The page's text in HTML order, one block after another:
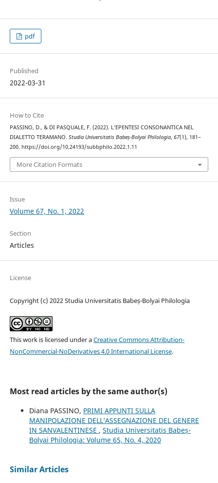
pdf
Published
2022-03-31
How to Cite
PASSINO, D., & DI PASQUALE, F. (2022). L’EPENTESI CONSONANTICA NEL
DIALETTO TERAMANO. Studia Universitatis Babeș-Bolyai Philologia, 67(1), 181–
200. https://doi.org/10.24193/subbphilo.2022.1.11
More Citation Formats
Issue
Volume 67, No. 1, 2022
Section
Articles
License
Copyright (c) 2022 Studia Universitatis Babeș-Bolyai Philologia
This work is licensed under aCreative Commons Attribution-
NonCommercial-NoDerivatives 4.0 International License.
Most read articles by the same author(s)
Diana PASSINO, PRIMI APPUNTI SULLA
MANIPOLAZIONE DELL’ASSEGNAZIONE DEL GENERE
IN SANVALENTINESE , Studia Universitatis Babeș-
Bolyai Philologia: Volume 65, No. 4, 2020
Similar Articles